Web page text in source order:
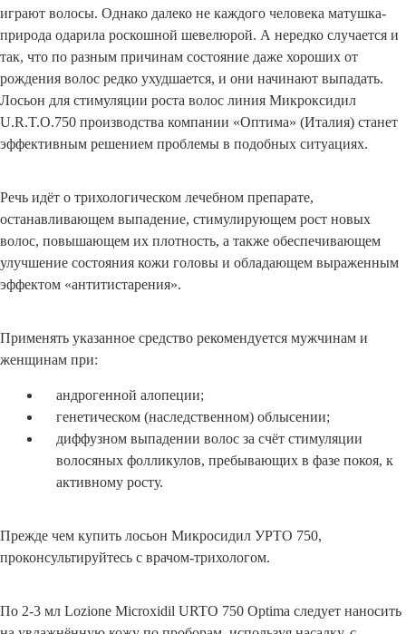
играют волосы. Однако далеко не каждого человека матушка-
природа одарила роскошной шевелюрой. А нередко случается и
так, что по разным причинам состояние даже хороших от
рождения волос редко ухудшается, и они начинают выпадать.
Лосьон для стимуляции роста волос линия Микроксидил
U.R.T.O.750 производства компании «Оптима» (Италия) станет
эффективным решением проблемы в подобных ситуациях.
Речь идёт о трихологическом лечебном препарате,
останавливающем выпадение, стимулирующем рост новых
волос, повышающем их плотность, а также обеспечивающем
улучшение состояния кожи головы и обладающем выраженным
эффектом «антитистарения».
Применять указанное средство рекомендуется мужчинам и
женщинам при:
андрогенной алопеции;
генетическом (наследственном) облысении;
диффузном выпадении волос за счёт стимуляции
волосяных фолликулов, пребывающих в фазе покоя, к
активному росту.
Прежде чем купить лосьон Микросидил УРТО 750,
проконсультируйтесь с врачом-трихологом.
По 2-3 мл Lozione Microxidil URTO 750 Optima следует наносить